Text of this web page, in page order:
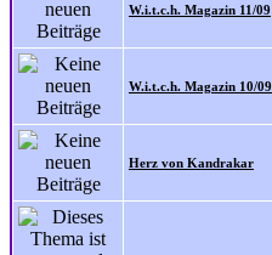
W.i.t.c.h. Magazin 11/09
W.i.t.c.h. Magazin 10/09
Herz von Kandrakar